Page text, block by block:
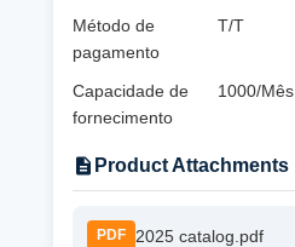
Método de
pagamento
T/T
Capacidade de
fornecimento
1000/Mês
Product Attachments
PDF 2025 catalog.pdf